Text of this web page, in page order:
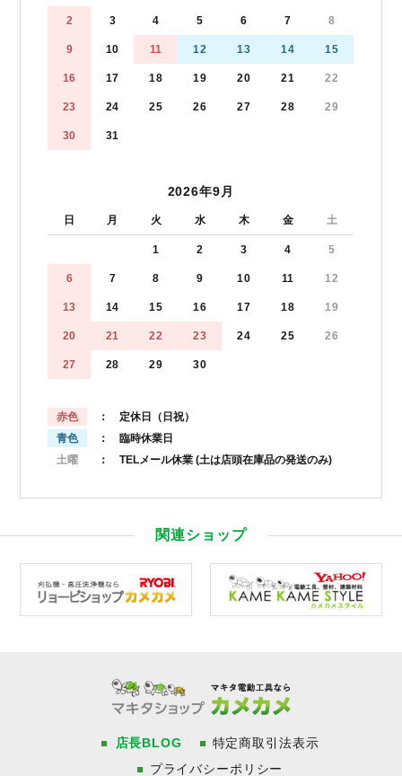
2 3 4 5 6 7 8
9 10 11 12 13 14 15
16 17 18 19 20 21 22
23 24 25 26 27 28 29
30 31
2026年9月
日 月 火 水 木 金 土
1 2 3 4 5
6 7 8 9 10 11 12
13 14 15 16 17 18 19
20 21 22 23 24 25 26
27 28 29 30
赤色
： 定休日（日祝）
青色
： 臨時休業日
土曜
： TELメール休業 (土は店頭在庫品の発送のみ)
関連ショップ
店長BLOG
特定商取引法表示
プライバシーポリシー